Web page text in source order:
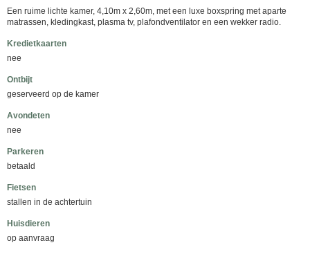
Een ruime lichte kamer, 4,10m x 2,60m, met een luxe boxspring met aparte
matrassen, kledingkast, plasma tv, plafondventilator en een wekker radio.
Kredietkaarten
nee
Ontbijt
geserveerd op de kamer
Avondeten
nee
Parkeren
betaald
Fietsen
stallen in de achtertuin
Huisdieren
op aanvraag